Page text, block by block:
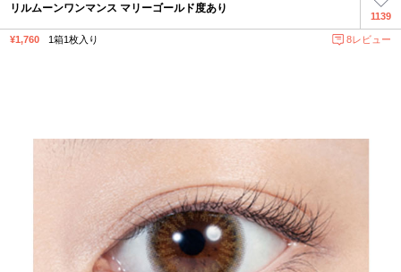
1139
リルムーンワンマンス マリーゴールド度あり
¥1,760 1箱1枚入り 8レビュー